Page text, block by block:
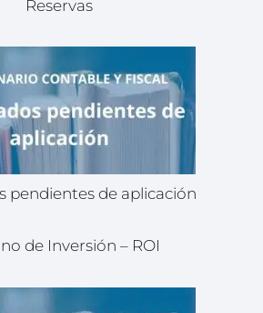
Reservas
pendientes de aplicación
de Inversión – ROI